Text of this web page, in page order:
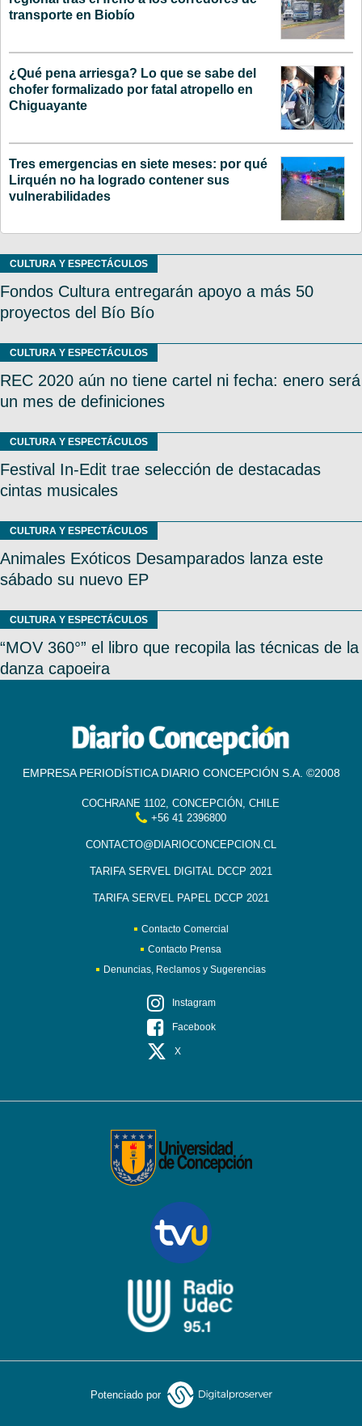
transporte en Biobío
¿Qué pena arriesga? Lo que se sabe del
chofer formalizado por fatal atropello en
Chiguayante
Tres emergencias en siete meses: por qué
Lirquén no ha logrado contener sus
vulnerabilidades
CULTURA Y ESPECTÁCULOS
Fondos Cultura entregarán apoyo a más 50
proyectos del Bío Bío
CULTURA Y ESPECTÁCULOS
REC 2020 aún no tiene cartel ni fecha: enero será
un mes de definiciones
CULTURA Y ESPECTÁCULOS
Festival In-Edit trae selección de destacadas
cintas musicales
CULTURA Y ESPECTÁCULOS
Animales Exóticos Desamparados lanza este
sábado su nuevo EP
CULTURA Y ESPECTÁCULOS
“MOV 360°” el libro que recopila las técnicas de la
danza capoeira
EMPRESA PERIODÍSTICA DIARIO CONCEPCIÓN S.A. ©2008
COCHRANE 1102, CONCEPCIÓN, CHILE
+56 41 2396800
CONTACTO@DIARIOCONCEPCION.CL
TARIFA SERVEL DIGITAL DCCP 2021
TARIFA SERVEL PAPEL DCCP 2021
Contacto Comercial
Contacto Prensa
Denuncias, Reclamos y Sugerencias
Instagram
Facebook
X
Potenciado por